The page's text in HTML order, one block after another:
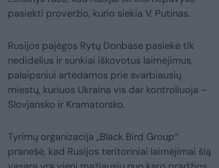
pasiekti proveržio, kurio siekia V. Putinas.
Rusijos pajėgos Rytų Donbase pasiekė tik
nedidelius ir sunkiai iškovotus laimėjimus,
palaipsniui artėdamos prie svarbiausių
miestų, kuriuos Ukraina vis dar kontroliuoja –
Slovjansko ir Kramatorsko.
Tyrimų organizacija „Black Bird Group“
pranešė, kad Rusijos teritoriniai laimėjimai šią